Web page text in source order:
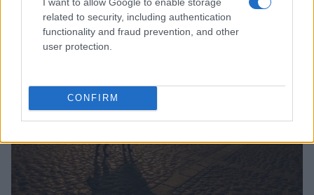
related to security, including authentication
functionality and fraud prevention, and other
user protection.
CONFIRM